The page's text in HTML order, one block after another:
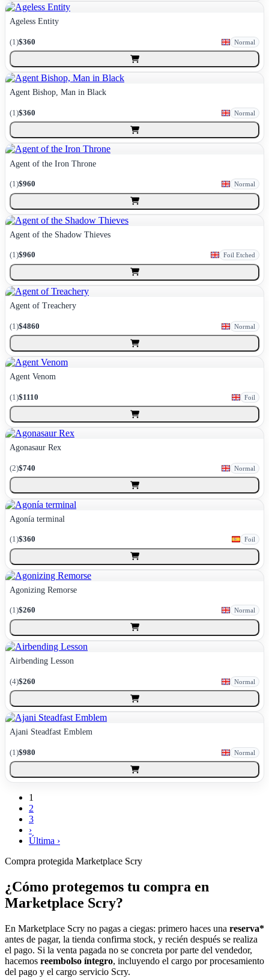
Ageless Entity
(1)$360 Normal
Agent Bishop, Man in Black
(1)$360 Normal
Agent of the Iron Throne
(1)$960 Normal
Agent of the Shadow Thieves
(1)$960 Foil Etched
Agent of Treachery
(1)$4860 Normal
Agent Venom
(1)$1110 Foil
Agonasaur Rex
(2)$740 Normal
Agonía terminal
(1)$360 Foil
Agonizing Remorse
(1)$260 Normal
Airbending Lesson
(4)$260 Normal
Ajani Steadfast Emblem
(1)$980 Normal
1
2
3
›
Última ›
Compra protegida Marketplace Scry
¿Cómo protegemos tu compra en
Marketplace Scry?
En Marketplace Scry no pagas a ciegas: primero haces una reserva*
antes de pagar, la tienda confirma stock, y recién después se realiza
el pago. Si la venta pagada no se concreta por parte del vendedor,
hacemos reembolso íntegro, incluyendo el cargo por procesamiento
del pago y el cargo servicio Scry.